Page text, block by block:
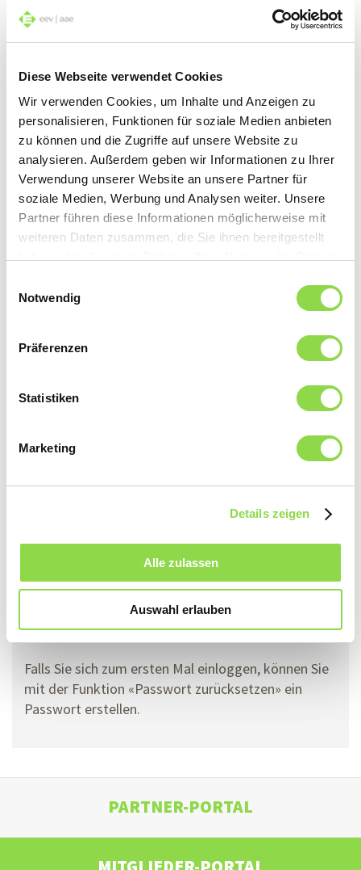
Diese Webseite verwendet Cookies
Wir verwenden Cookies, um Inhalte und Anzeigen zu
personalisieren, Funktionen für soziale Medien anbieten
zu können und die Zugriffe auf unsere Website zu
analysieren. Außerdem geben wir Informationen zu Ihrer
Verwendung unserer Website an unsere Partner für
soziale Medien, Werbung und Analysen weiter. Unsere
Partner führen diese Informationen möglicherweise mit
weiteren Daten zusammen, die Sie ihnen bereitgestellt
Notwendig
Präferenzen
Statistiken
Marketing
Details zeigen
Alle zulassen
Auswahl erlauben
Jetzt lesen
Loggen Sie sich hier ein, um
Zugriff auf alle Informationen zu
erhalten (ausschliesslich für eev-
Falls Sie Ihr Passwort vergessen haben, können Sie
mit der Funktion «Passwort zurücksetzen» ein
neues Passwort erstellen.
Falls Sie sich zum ersten Mal einloggen, können Sie
mit der Funktion «Passwort zurücksetzen» ein
Passwort erstellen.
PARTNER-PORTAL